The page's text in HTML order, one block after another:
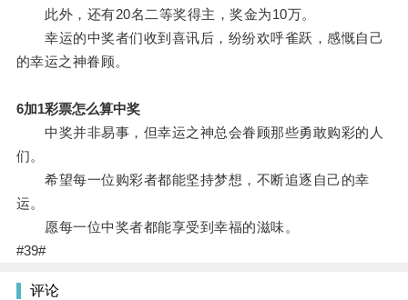
此外，还有20名二等奖得主，奖金为10万。
幸运的中奖者们收到喜讯后，纷纷欢呼雀跃，感慨自己
的幸运之神眷顾。
6加1彩票怎么算中奖
中奖并非易事，但幸运之神总会眷顾那些勇敢购彩的人
们。
希望每一位购彩者都能坚持梦想，不断追逐自己的幸
运。
愿每一位中奖者都能享受到幸福的滋味。
#39#
评论